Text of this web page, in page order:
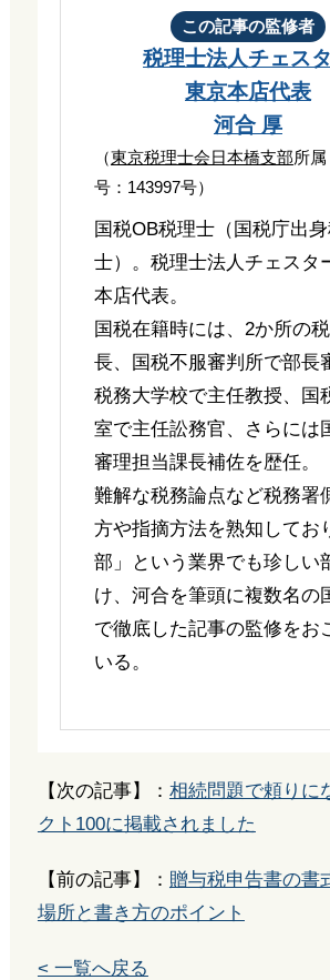
この記事の監修者
税理士法人チェス
東京本店代表
河合 厚
（東京税理士会日本橋支部所
号：143997号）
国税OB税理士（国税庁出
士）。税理士法人チェスタ
本店代表。
国税在籍時には、2か所の
長、国税不服審判所で部長
税務大学校で主任教授、国
室で主任訟務官、さらには
審理担当課長補佐を歴任。
難解な税務論点など税務署
方や指摘方法を熟知してお
部」という業界でも珍しい
け、河合を筆頭に複数名の
で徹底した記事の監修をお
いる。
【次の記事】： 相続問題で頼りに
クト100に掲載されました
【前の記事】： 贈与税申告書の書
場所と書き方のポイント
< 一覧へ戻る